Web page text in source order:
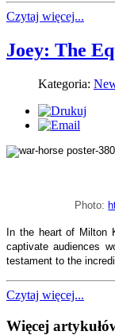
Czytaj więcej...
Joey: The
Kategoria:
Photo:
In the heart of Milton
captivate audiences
testament to the
Czytaj więcej...
Więcej